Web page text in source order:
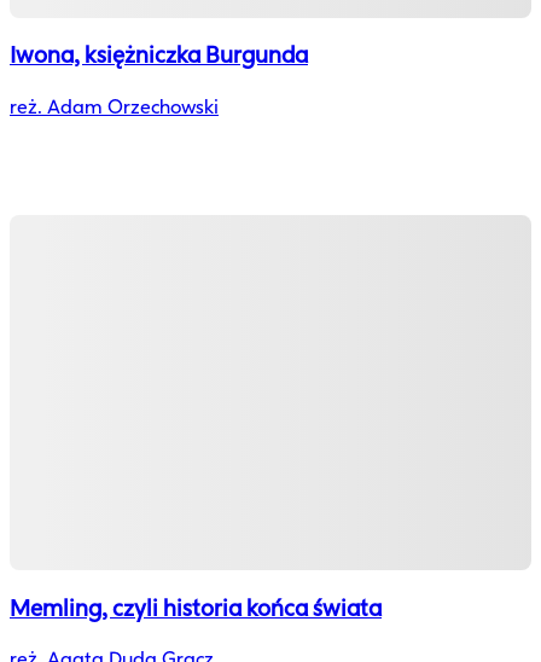
Iwona, księżniczka Burgunda
reż. Adam Orzechowski
Memling, czyli historia końca świata